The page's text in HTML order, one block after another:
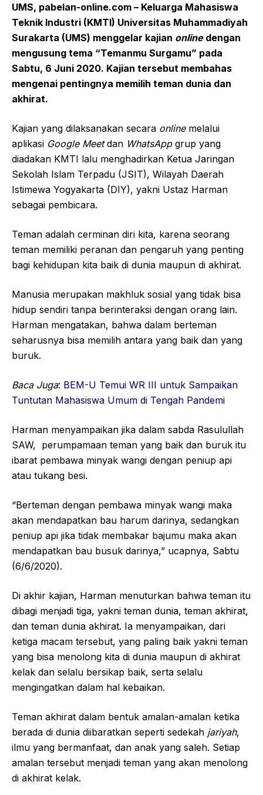
UMS, pabelan-online.com – Keluarga Mahasiswa
Teknik Industri (KMTI) Universitas Muhammadiyah
Surakarta (UMS) menggelar kajian online dengan
mengusung tema “Temanmu Surgamu” pada
Sabtu, 6 Juni 2020. Kajian tersebut membahas
mengenai pentingnya memilih teman dunia dan
akhirat.
Kajian yang dilaksanakan secara online melalui
aplikasi Google Meetdan WhatsApp grup yang
diadakan KMTI lalu menghadirkan Ketua Jaringan
Sekolah Islam Terpadu (JSIT), Wilayah Daerah
Istimewa Yogyakarta (DIY), yakni Ustaz Harman
sebagai pembicara.
Teman adalah cerminan diri kita, karena seorang
teman memiliki peranan dan pengaruh yang penting
bagi kehidupan kita baik di dunia maupun di akhirat.
Manusia merupakan makhluk sosial yang tidak bisa
hidup sendiri tanpa berinteraksi dengan orang lain.
Harman mengatakan, bahwa dalam berteman
seharusnya bisa memilih antara yang baik dan yang
buruk.
Baca Juga: BEM-U Temui WR III untuk Sampaikan
Tuntutan Mahasiswa Umum di Tengah Pandemi
Harman menyampaikan jika dalam sabda Rasulullah
SAW, perumpamaan teman yang baik dan buruk itu
ibarat pembawa minyak wangi dengan peniup api
atau tukang besi.
“Berteman dengan pembawa minyak wangi maka
akan mendapatkan bau harum darinya, sedangkan
peniup api jika tidak membakar bajumu maka akan
mendapatkan bau busuk darinya,” ucapnya, Sabtu
(6/6/2020).
Di akhir kajian, Harman menuturkan bahwa teman itu
dibagi menjadi tiga, yakni teman dunia, teman akhirat,
dan teman dunia akhirat. Ia menyampaikan, dari
ketiga macam tersebut, yang paling baik yakni teman
yang bisa menolong kita di dunia maupun di akhirat
kelak dan selalu bersikap baik, serta selalu
mengingatkan dalam hal kebaikan.
Teman akhirat dalam bentuk amalan-amalan ketika
berada di dunia diibaratkan seperti sedekah jariyah,
ilmu yang bermanfaat, dan anak yang saleh. Setiap
amalan tersebut menjadi teman yang akan menolong
di akhirat kelak.